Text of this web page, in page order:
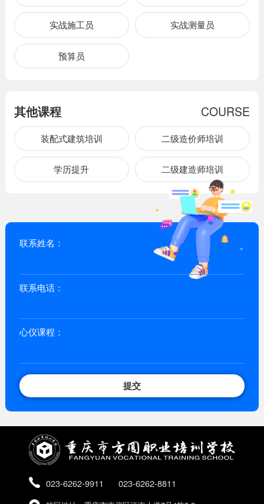
实战施工员 实战测量员
预算员
其他课程 COURSE
装配式建筑培训 二级造价师培训
学历提升 二级建造师培训
联系姓名：
联系电话：
心仪课程：
提交
023-6262-9911 023-6262-8811